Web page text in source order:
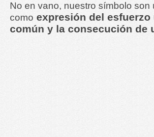
No en vano, nuestro símbolo
como expresión del
común y la consecución de